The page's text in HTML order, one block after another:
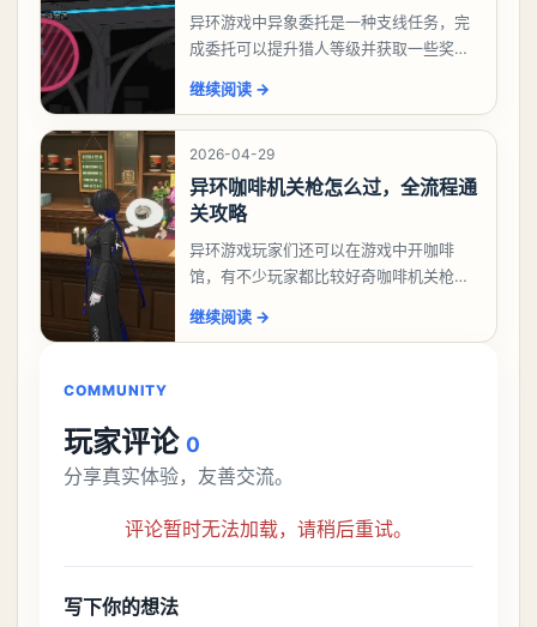
异环游戏中异象委托是一种支线任务，完
成委托可以提升猎人等级并获取一些奖
么做，今天游戏熊就来告诉大家。异环异
象委托唤孤归任务攻
继续阅读 →
2026-04-29
异环咖啡机关枪怎么过，全流程通
关攻略
异环游戏玩家们还可以在游戏中开咖啡
馆，有不少玩家都比较好奇咖啡机关枪应
机关枪攻略。异环咖啡机关枪怎么过一、
继续阅读 →
COMMUNITY
玩家评论 0
分享真实体验，友善交流。
评论暂时无法加载，请稍后重试。
写下你的想法